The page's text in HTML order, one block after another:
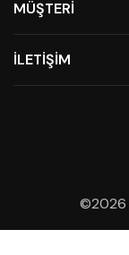
MÜŞTERİ
İLETİŞİM
©2026